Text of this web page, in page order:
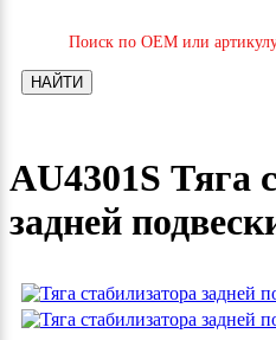
Поиск по OEM или
НАЙТИ
AU4301S Тяга
задней